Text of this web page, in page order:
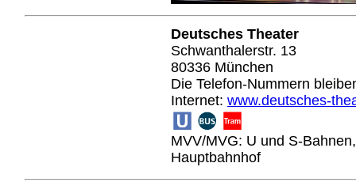
Deutsches Theater
Schwanthalerstr. 13
80336 München
Die Telefon-Nummern
Internet: www.deutsches-
MVV/MVG: U und S-
Hauptbahnhof